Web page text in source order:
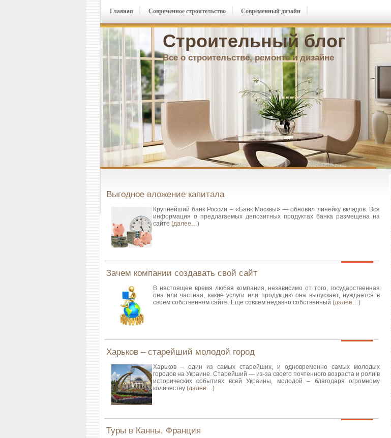
Строительный блог
Все о строительстве, ремонте и дизайне
Главная Современное строительство Современный дизайн
Выгодное вложение капитала
Крупнейший банк России – «Банк Москвы» — обновил линейку вкладов. Вся
информация о предлагаемых депозитных продуктах банка размещена на
сайте (далее…)
Зачем компании создавать свой сайт
В настоящее время любая компания, независимо от того, государственная
она или частная, какие услуги или продукцию она выпускает, нуждается в
своем собственном сайте. Еще совсем недавно собственный (далее…)
Харьков – старейший молодой город
Харьков – один из самых старейших, и одновременно самых молодых
городов на Украине. Старейший — из-за своего почтенного возраста и роли в
исторических событиях всей Украины, молодой – благодаря огромному
количеству (далее…)
Туры в Канны, Франция